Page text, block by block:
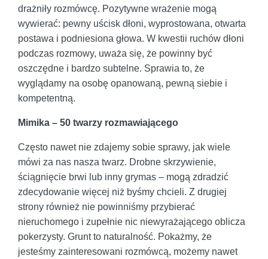
drażniły rozmówcę. Pozytywne wrażenie mogą
wywierać: pewny uścisk dłoni, wyprostowana, otwarta
postawa i podniesiona głowa. W kwestii ruchów dłoni
podczas rozmowy, uważa się, że powinny być
oszczędne i bardzo subtelne. Sprawia to, że
wyglądamy na osobę opanowaną, pewną siebie i
kompetentną.
Mimika – 50 twarzy rozmawiającego
Często nawet nie zdajemy sobie sprawy, jak wiele
mówi za nas nasza twarz. Drobne skrzywienie,
ściągnięcie brwi lub inny grymas – mogą zdradzić
zdecydowanie więcej niż byśmy chcieli. Z drugiej
strony również nie powinniśmy przybierać
nieruchomego i zupełnie nic niewyrażającego oblicza
pokerzysty. Grunt to naturalność. Pokażmy, że
jesteśmy zainteresowani rozmówcą, możemy nawet